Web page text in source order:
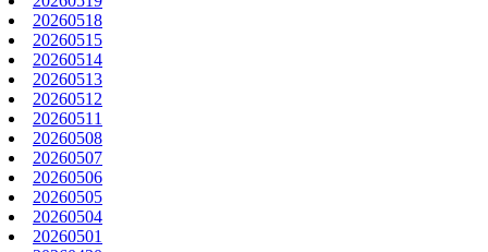
20260518
20260515
20260514
20260513
20260512
20260511
20260508
20260507
20260506
20260505
20260504
20260501